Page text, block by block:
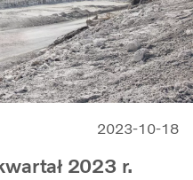
2023-10-18
2023 r.